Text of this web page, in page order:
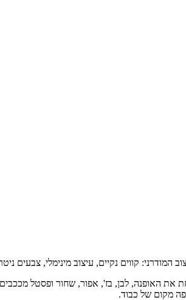
קווים נקיים, עיצוב מינימלי, צבעים
את האופנה, לבן, בז', אפור, שחור ופסטל
פה מקום של כבוד.